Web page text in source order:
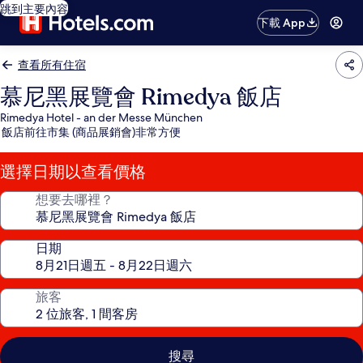
跳到主要內容
下載 App
查看所有住宿
慕尼黑展覽會 Rimedya 飯店
Rimedya Hotel - an der Messe München
飯店前往市集 (商品展銷會)非常方便
選擇日期以查看價格
想要去哪裡？
日期
旅客
搜尋